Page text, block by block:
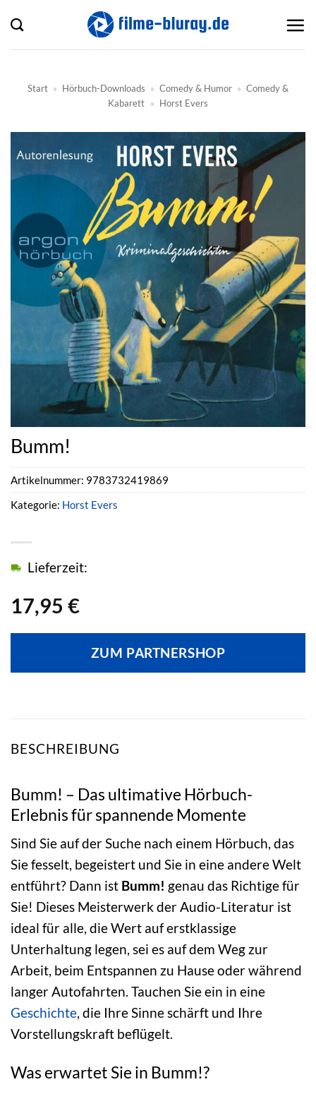
Inhalt
springen
Start » Hörbuch-Downloads » Comedy & Humor » Comedy &
Kabarett » Horst Evers
Bumm!
17,95 €
Lieferzeit:
ZUM PARTNERSHOP
Artikelnummer: 9783732419869
Kategorie: Horst Evers
BESCHREIBUNG
Bumm! – Das ultimative Hörbuch-
Erlebnis für spannende Momente
Sind Sie auf der Suche nach einem Hörbuch, das
Sie fesselt, begeistert und Sie in eine andere Welt
entführt? Dann ist Bumm! genau das Richtige für
Sie! Dieses Meisterwerk der Audio-Literatur ist
ideal für alle, die Wert auf erstklassige
Unterhaltung legen, sei es auf dem Weg zur
Arbeit, beim Entspannen zu Hause oder während
langer Autofahrten. Tauchen Sie ein in eine
Geschichte, die Ihre Sinne schärft und Ihre
Vorstellungskraft beflügelt.
Was erwartet Sie in Bumm!?